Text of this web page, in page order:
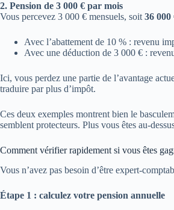
2. Pension de 3 000 € par mois
Vous percevez 3 000 € mensuels, soit 36 000
Avec l’abattement de 10 % : revenu
Avec une déduction de 3 000 € :
Ici, vous perdez une partie de l’avantage
traduire par plus d’impôt.
Ces deux exemples montrent bien le
semblent protecteurs. Plus vous êtes au-
Comment vérifier rapidement si vous êtes
Vous n’avez pas besoin d’être expert-
Étape 1 : calculez votre pension annuelle